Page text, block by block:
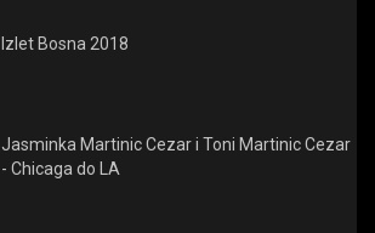
Izlet Bosna 2018
Jasminka Martinic Cezar i Toni Martinic Cezar
- Chicaga do LA